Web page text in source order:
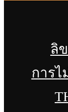
ลิ
การไ